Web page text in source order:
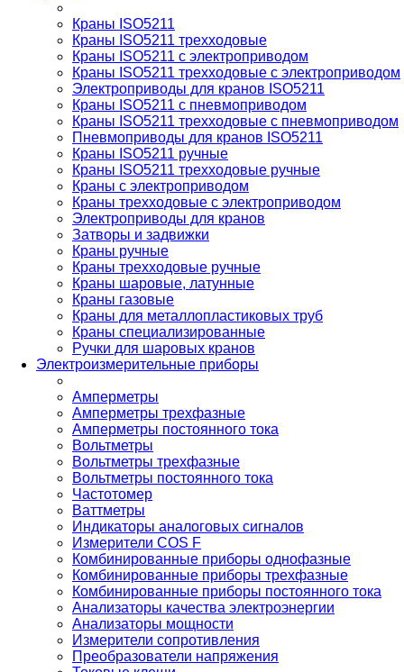
Краны ISO5211
Краны ISO5211 трехходовые
Краны ISO5211 с электроприводом
Краны ISO5211 трехходовые с электроприводом
Электроприводы для кранов ISO5211
Краны ISO5211 с пневмоприводом
Краны ISO5211 трехходовые с пневмоприводом
Пневмоприводы для кранов ISO5211
Краны ISO5211 ручные
Краны ISO5211 трехходовые ручные
Краны с электроприводом
Краны трехходовые с электроприводом
Электроприводы для кранов
Затворы и задвижки
Краны ручные
Краны трехходовые ручные
Краны шаровые, латунные
Краны газовые
Краны для металлопластиковых труб
Краны специализированные
Ручки для шаровых кранов
Электроизмерительные приборы
Амперметры
Амперметры трехфазные
Амперметры постоянного тока
Вольтметры
Вольтметры трехфазные
Вольтметры постоянного тока
Частотомер
Ваттметры
Индикаторы аналоговых сигналов
Измерители COS F
Комбинированные приборы однофазные
Комбинированные приборы трехфазные
Комбинированные приборы постоянного тока
Анализаторы качества электроэнергии
Анализаторы мощности
Измерители сопротивления
Преобразователи напряжения